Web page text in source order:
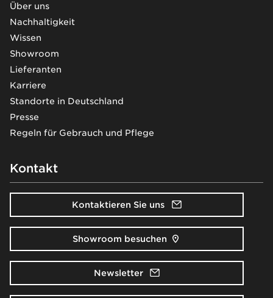
Über uns
Nachhaltigkeit
Wissen
Showroom
Lieferanten
Karriere
Standorte in Deutschland
Presse
Regeln für Gebrauch und Pflege
Kontakt
Kontaktieren Sie uns
Showroom besuchen
Newsletter